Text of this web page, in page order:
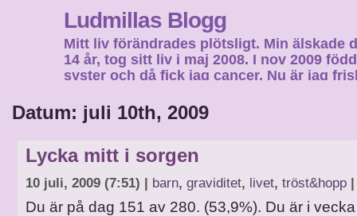
Ludmillas Blogg
Mitt liv förändrades plötsligt. Min älskade
14 år, tog sitt liv i maj 2008. I nov 2009
syster och då fick jag cancer. Nu är jag
Datum: juli 10th, 2009
Lycka mitt i sorgen
10 juli, 2009 (7:51) | barn, graviditet, livet, tröst&hopp
Du är på dag 151 av 280. (53,9%). Du är i